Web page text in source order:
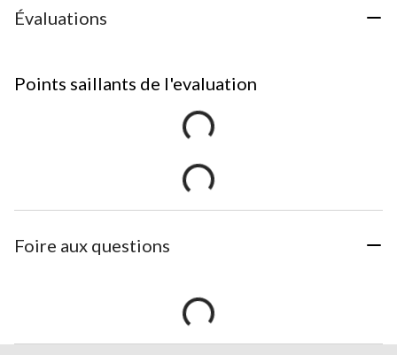
Évaluations
Points saillants de l'evaluation
Foire aux questions